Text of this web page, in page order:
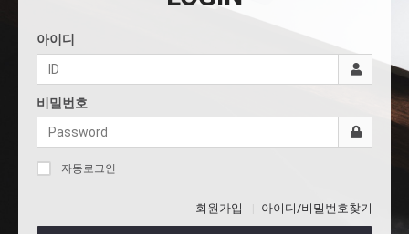
아이디
비밀번호
자동로그인
회원가입 아이디/비밀번호찾기